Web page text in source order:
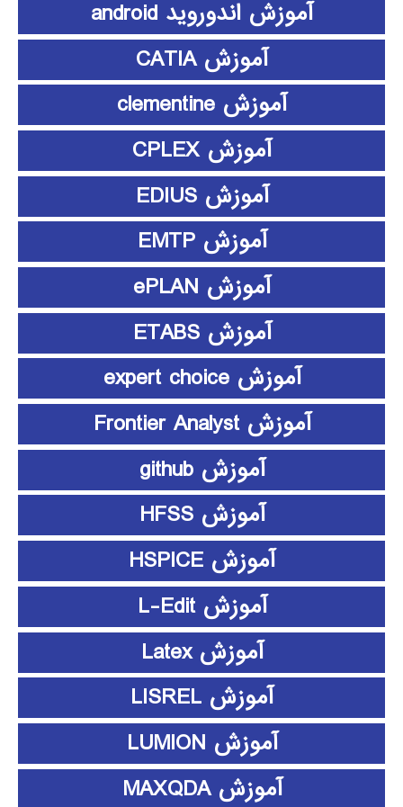
آموزش اندوروید android
آموزش CATIA
آموزش clementine
آموزش CPLEX
آموزش EDIUS
آموزش EMTP
آموزش ePLAN
آموزش ETABS
آموزش expert choice
آموزش Frontier Analyst
آموزش github
آموزش HFSS
آموزش HSPICE
آموزش L-Edit
آموزش Latex
آموزش LISREL
آموزش LUMION
آموزش MAXQDA